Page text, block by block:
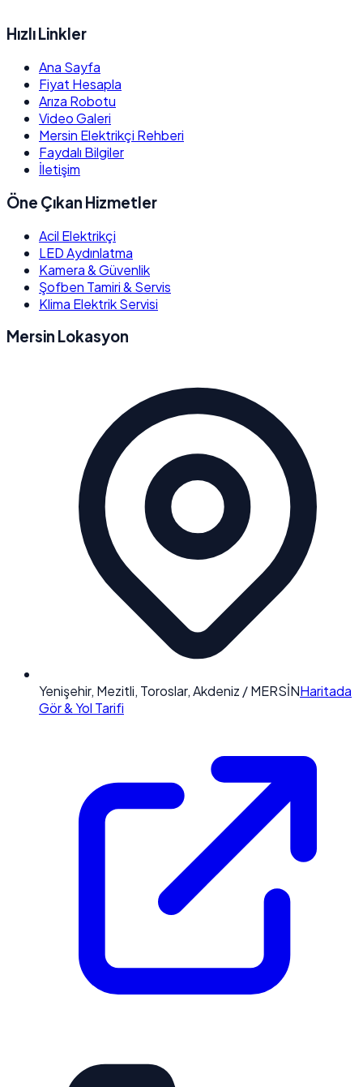
Hızlı Linkler
Ana Sayfa
Fiyat Hesapla
Arıza Robotu
Video Galeri
Mersin Elektrikçi Rehberi
Faydalı Bilgiler
İletişim
Öne Çıkan Hizmetler
Acil Elektrikçi
LED Aydınlatma
Kamera & Güvenlik
Şofben Tamiri & Servis
Klima Elektrik Servisi
Mersin Lokasyon
Yenişehir, Mezitli, Toroslar, Akdeniz / MERSİNHaritada
Gör & Yol Tarifi